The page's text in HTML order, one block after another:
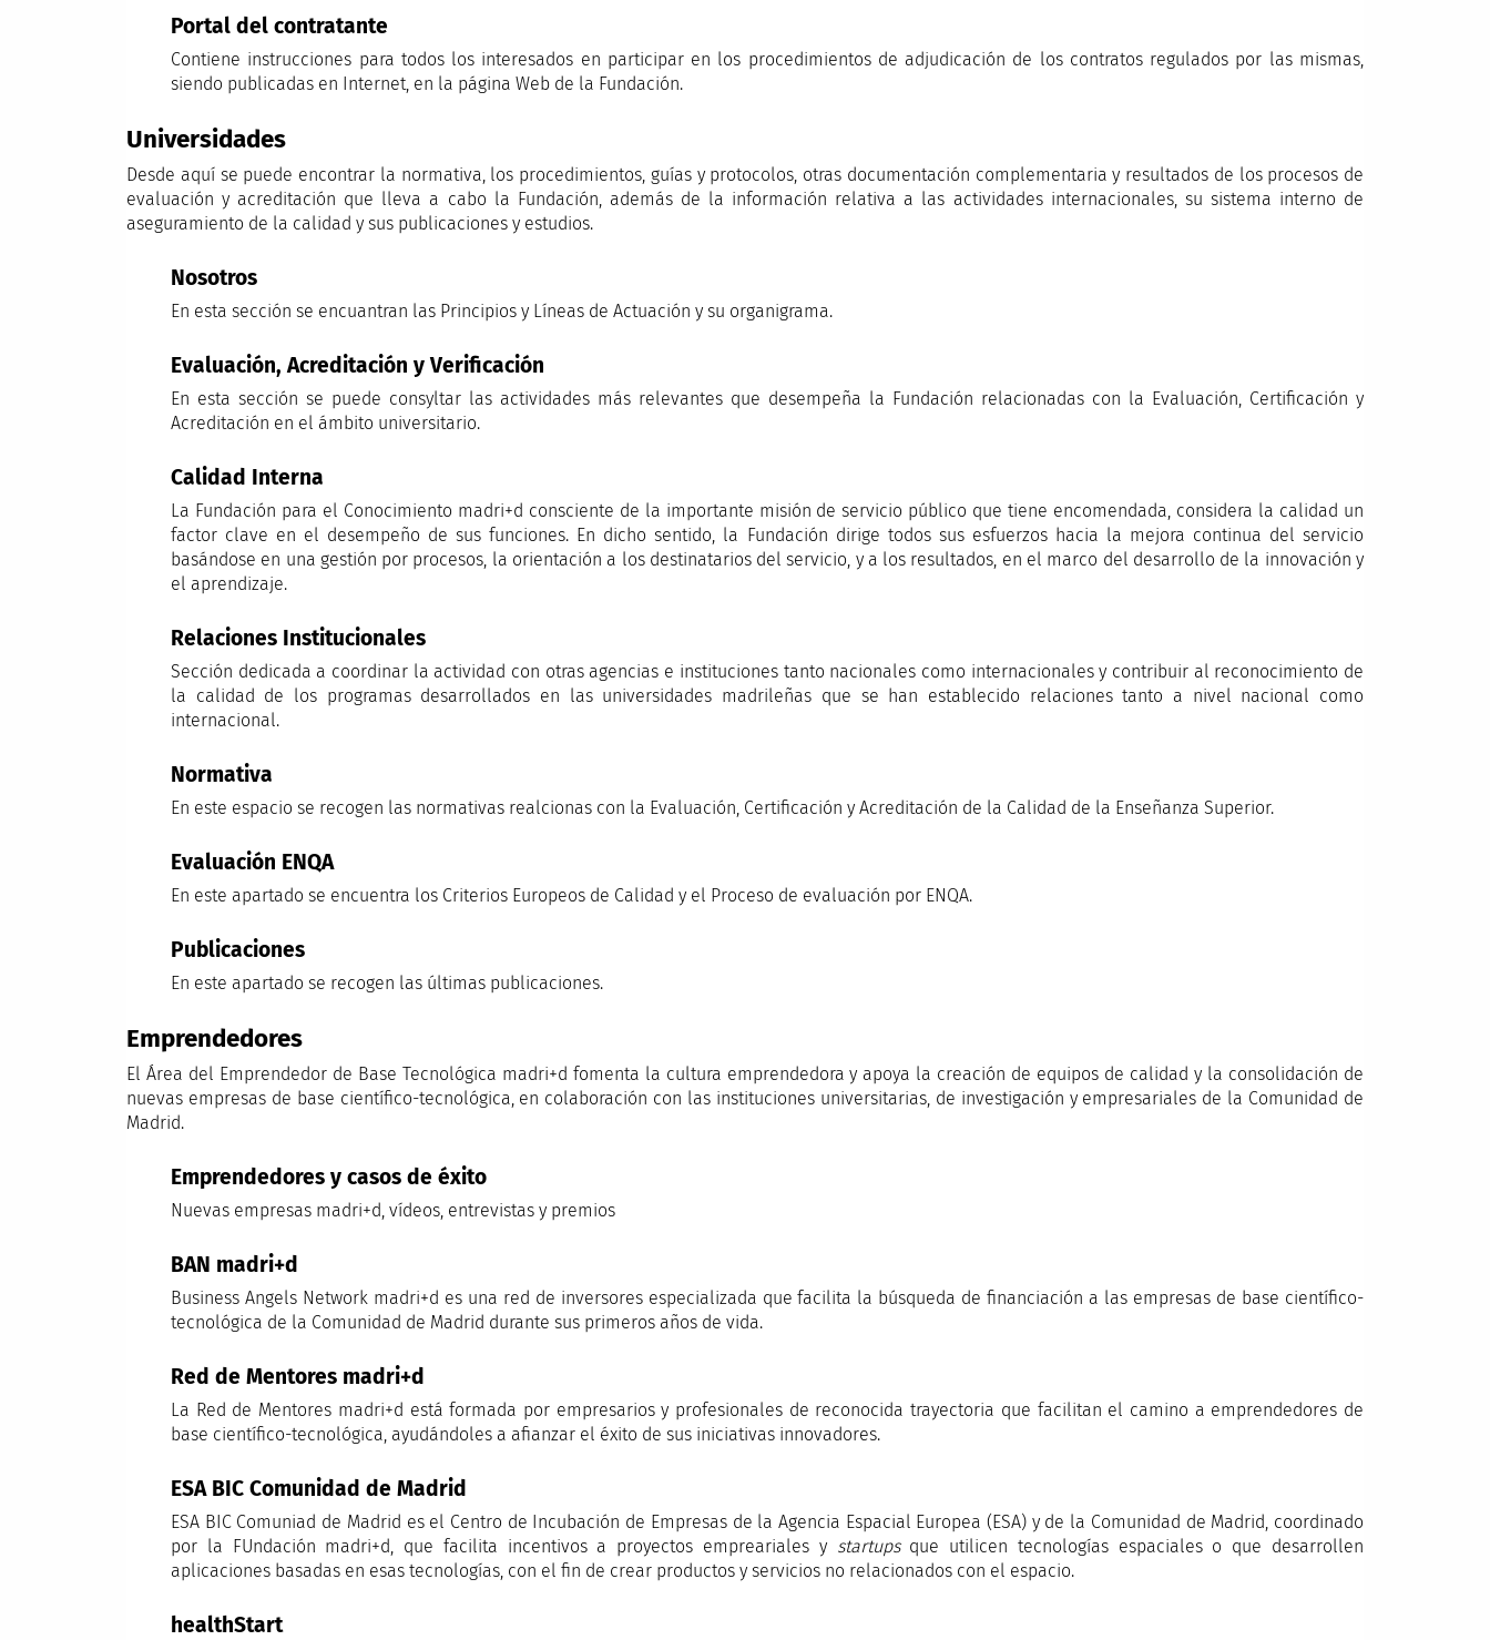
Portal del contratante
Contiene instrucciones para todos los interesados en participar en los procedimientos de adjudicación de los contratos regulados por las mismas,
siendo publicadas en Internet, en la página Web de la Fundación.
Universidades
Desde aquí se puede encontrar la normativa, los procedimientos, guías y protocolos, otras documentación complementaria y resultados de los procesos de
evaluación y acreditación que lleva a cabo la Fundación, además de la información relativa a las actividades internacionales, su sistema interno de
aseguramiento de la calidad y sus publicaciones y estudios.
Nosotros
En esta sección se encuantran las Principios y Líneas de Actuación y su organigrama.
Evaluación, Acreditación y Verificación
En esta sección se puede consyltar las actividades más relevantes que desempeña la Fundación relacionadas con la Evaluación, Certificación y
Acreditación en el ámbito universitario.
Calidad Interna
La Fundación para el Conocimiento madri+d consciente de la importante misión de servicio público que tiene encomendada, considera la calidad un
factor clave en el desempeño de sus funciones. En dicho sentido, la Fundación dirige todos sus esfuerzos hacia la mejora continua del servicio
basándose en una gestión por procesos, la orientación a los destinatarios del servicio, y a los resultados, en el marco del desarrollo de la innovación y
el aprendizaje.
Relaciones Institucionales
Sección dedicada a coordinar la actividad con otras agencias e instituciones tanto nacionales como internacionales y contribuir al reconocimiento de
la calidad de los programas desarrollados en las universidades madrileñas que se han establecido relaciones tanto a nivel nacional como
internacional.
Normativa
En este espacio se recogen las normativas realcionas con la Evaluación, Certificación y Acreditación de la Calidad de la Enseñanza Superior.
Evaluación ENQA
En este apartado se encuentra los Criterios Europeos de Calidad y el Proceso de evaluación por ENQA.
Publicaciones
En este apartado se recogen las últimas publicaciones.
Emprendedores
El Área del Emprendedor de Base Tecnológica madri+d fomenta la cultura emprendedora y apoya la creación de equipos de calidad y la consolidación de
nuevas empresas de base científico-tecnológica, en colaboración con las instituciones universitarias, de investigación y empresariales de la Comunidad de
Madrid.
Emprendedores y casos de éxito
Nuevas empresas madri+d, vídeos, entrevistas y premios
BAN madri+d
Business Angels Network madri+d es una red de inversores especializada que facilita la búsqueda de financiación a las empresas de base científico-
tecnológica de la Comunidad de Madrid durante sus primeros años de vida.
Red de Mentores madri+d
La Red de Mentores madri+d está formada por empresarios y profesionales de reconocida trayectoria que facilitan el camino a emprendedores de
base científico-tecnológica, ayudándoles a afianzar el éxito de sus iniciativas innovadores.
ESA BIC Comunidad de Madrid
ESA BIC Comuniad de Madrid es el Centro de Incubación de Empresas de la Agencia Espacial Europea (ESA) y de la Comunidad de Madrid, coordinado
por la FUndación madri+d, que facilita incentivos a proyectos empreariales y startupsque utilicen tecnologías espaciales o que desarrollen
aplicaciones basadas en esas tecnologías, con el fin de crear productos y servicios no relacionados con el espacio.
healthStart